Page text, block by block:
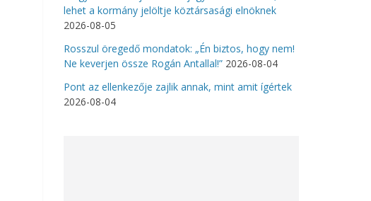
lehet a kormány jelöltje köztársasági elnöknek
2026-08-05
Rosszul öregedő mondatok: „Én biztos, hogy nem!
Ne keverjen össze Rogán Antallal!” 2026-08-04
Pont az ellenkezője zajlik annak, mint amit ígértek
2026-08-04